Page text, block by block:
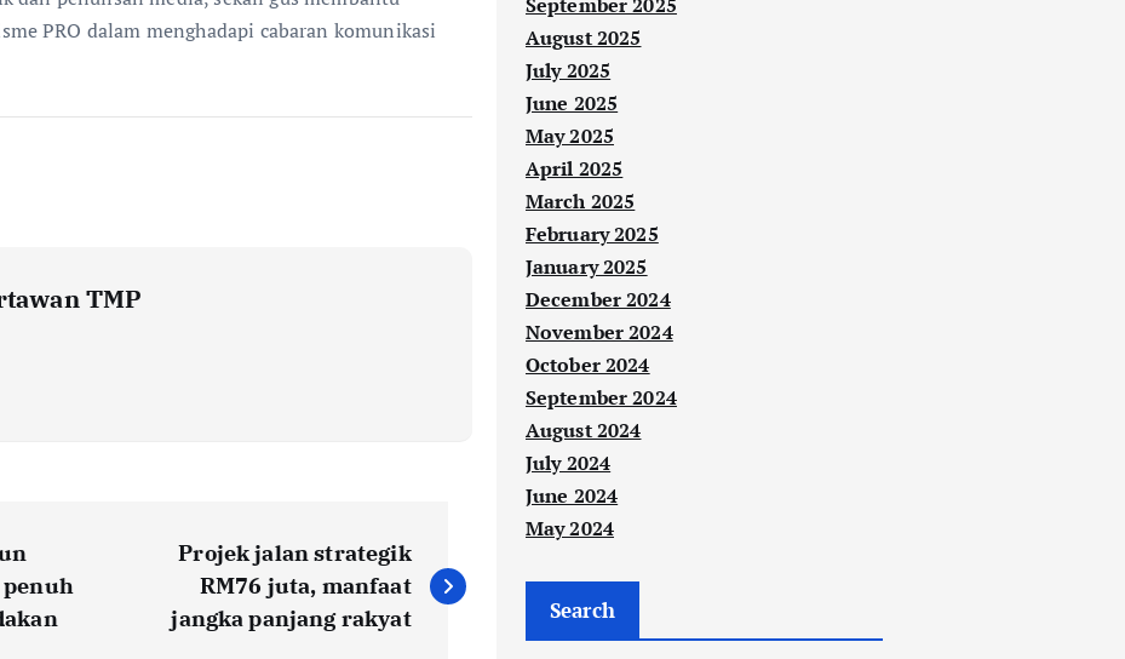
PRO dalam menghadapi cabaran komunikasi
TMP
Projek jalan strategik
RM76 juta, manfaat
jangka panjang rakyat
August 2025
July 2025
June 2025
May 2025
April 2025
March 2025
February 2025
January 2025
December 2024
November 2024
October 2024
September 2024
August 2024
July 2024
June 2024
May 2024
Search